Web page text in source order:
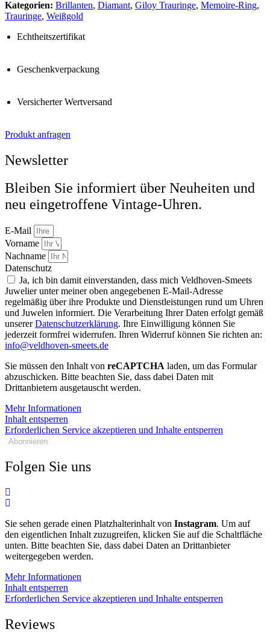
Kategorien: Brillanten, Diamant, Giloy Trauringe, Memoire-Ring,
Trauringe, Weißgold
Echtheitszertifikat
Geschenkverpackung
Versicherter Wertversand
Produkt anfragen
Newsletter
Bleiben Sie informiert über Neuheiten und
neu eingetroffene Vintage-Uhren.
E-Mail
Vorname
Nachname
Datenschutz
Ja, ich bin damit einverstanden, dass mich Veldhoven-Smeets
Juwelier unter meiner oben angegebenen E-Mail-Adresse
regelmäßig über ihre Produkte und Dienstleistungen rund um Uhren
und Juwelen informiert. Die Verarbeitung Ihrer Daten erfolgt gemäß
unsererDatenschutzerklärung. Ihre Einwilligung können Sie
jederzeit formfrei widerrufen. Ihren Widerruf können Sie richten an:
info@veldhoven-smeets.de
Sie müssen den Inhalt von reCAPTCHA laden, um das Formular
abzuschicken. Bitte beachten Sie, dass dabei Daten mit
Drittanbietern ausgetauscht werden.
Mehr Informationen
Inhalt entsperren
Erforderlichen Service akzeptieren und Inhalte entsperren
Abonnieren
Folgen Sie uns
Sie sehen gerade einen Platzhalterinhalt von Instagram. Um auf
den eigentlichen Inhalt zuzugreifen, klicken Sie auf die Schaltfläche
unten. Bitte beachten Sie, dass dabei Daten an Drittanbieter
weitergegeben werden.
Mehr Informationen
Inhalt entsperren
Erforderlichen Service akzeptieren und Inhalte entsperren
Reviews